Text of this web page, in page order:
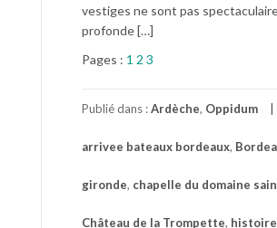
vestiges ne sont pas
profonde […]
Pages : 1 2 3
Publié dans :Ardèche, Oppidum
arrivee bateaux bordeaux,
gironde, chapelle du domaine
Château de la Trompette,